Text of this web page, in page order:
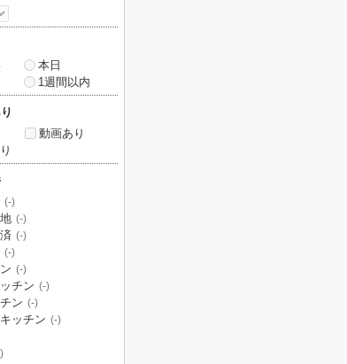
本日
1週間以内
動画あり
(-)
(-)
(-)
(-)
(-)
チン (-)
ン (-)
ッチン (-)